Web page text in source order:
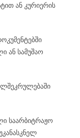
ან კურიერის
ან სამუშაო
საარბიტრაჟო